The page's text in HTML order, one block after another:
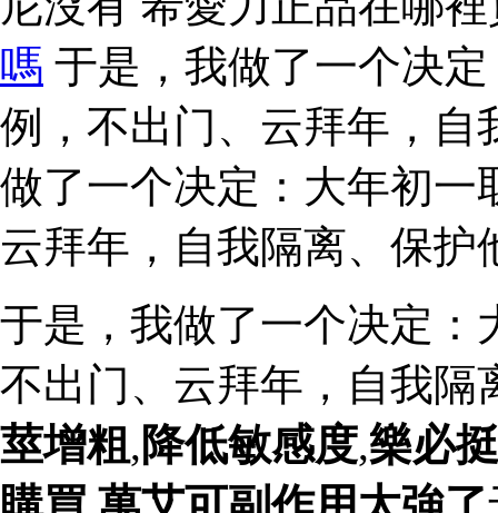
嗎 于是，我做了一个决
例，不出门、云拜年，自
做了一个决定：大年初一
云拜年，自我隔离、保护
于是，我做了一个决定：
不出门、云拜年，自我
莖增粗, 降低敏感度,樂必挺